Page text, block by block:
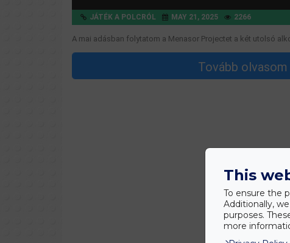
JÁTÉK A POLCRÓL MAY 21, 2025 2266
A mai adásban folytatom a Menasor Projectet a két utolsó
Tovább
This
To ensure the
Additionally,
purposes.
more